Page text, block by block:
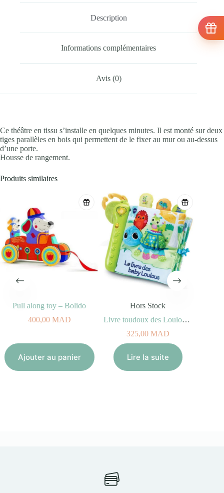
Description
Informations complémentaires
Avis (0)
Ce théâtre en tissu s’installe en quelques minutes. Il est monté sur deux
tiges parallèles en bois qui permettent de le fixer au mur ou au-dessus
d’une porte.
Housse de rangement.
Produits similaires
Pull along toy – Bolido
400,00MAD
Ajouter au panier
Hors Stock
Livre toudoux des Loulous – Baby Loulous (6-36 mois)
325,00MAD
Lire la suite